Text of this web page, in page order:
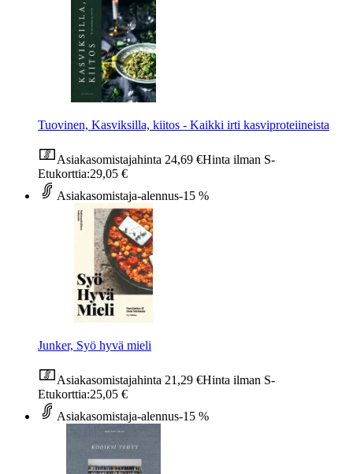
Tuovinen, Kasviksilla, kiitos - Kaikki irti kasviproteiineista
Asiakasomistajahinta 24,69 €Hinta ilman S-
Etukorttia:29,05 €
Asiakasomistaja-alennus-15 %
Junker, Syö hyvä mieli
Asiakasomistajahinta 21,29 €Hinta ilman S-
Etukorttia:25,05 €
Asiakasomistaja-alennus-15 %